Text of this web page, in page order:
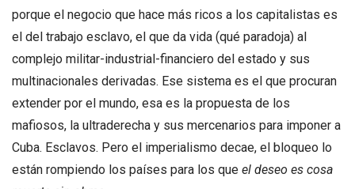
porque el negocio que hace más ricos a los capitalistas es
el del trabajo esclavo, el que da vida (qué paradoja) al
complejo militar-industrial-financiero del estado y sus
multinacionales derivadas. Ese sistema es el que procuran
extender por el mundo, esa es la propuesta de los
mafiosos, la ultraderecha y sus mercenarios para imponer a
Cuba. Esclavos. Pero el imperialismo decae, el bloqueo lo
están rompiendo los países para los que el deseo es cosa